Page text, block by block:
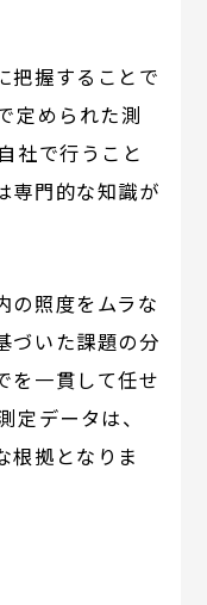
把握することで
定められた測
社で行うこと
専門的な知識が
の照度をムラな
づいた課題の分
を一貫して任せ
定データは、
根拠となりま